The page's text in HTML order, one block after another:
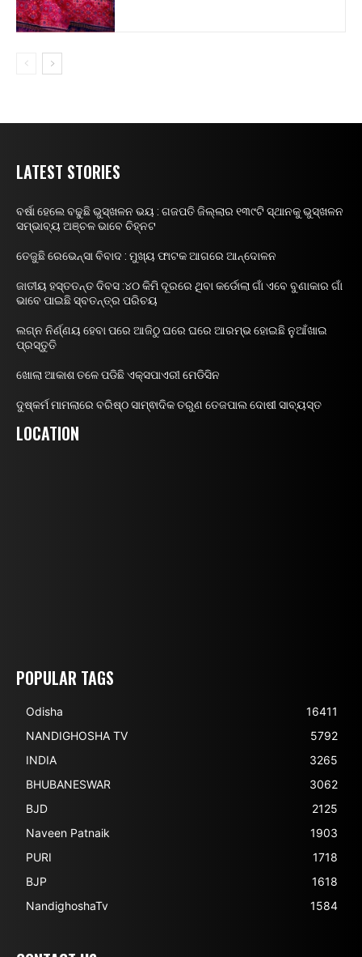
LATEST STORIES
ବର୍ଷା ହେଲେ ବଢୁଛି ଭୁସ୍ଖଳନ ଭୟ : ଗଜପତି ଜିଲ୍ଲାର ୧୩୯ଟି ସ୍ଥାନକୁ ଭୁସ୍ଖଳନ
ସମ୍ଭାବ୍ୟ ଅଞ୍ଚଳ ଭାବେ ଚିହ୍ନଟ
ତେଜୁଛି ରେଭେନ୍ସା ବିବାଦ : ମୁଖ୍ୟ ଫାଟକ ଆଗରେ ଆନ୍ଦୋଳନ
ଜାତୀୟ ହସ୍ତତନ୍ତ ଦିବସ :୪୦ କିମି ଦୂରରେ ଥିବା କର୍ଡୋଲା ଗାଁ ଏବେ ବୁଣାକାର ଗାଁ
ଭାବେ ପାଇଛି ସ୍ବତନ୍ତ୍ର ପରିଚୟ
ଲଗ୍ନ ନିର୍ଣ୍ଣୟ ହେବା ପରେ ଆଜିଠୁ ଘରେ ଘରେ ଆରମ୍ଭ ହୋଇଛି ନୁଆଁଖାଇ
ପ୍ରସ୍ତୁତି
ଖୋଲା ଆକାଶ ତଳେ ପଡିଛି ଏକ୍ସପାଏରୀ ମେଡିସିନ
ଦୁଷ୍କର୍ମ ମାମଲାରେ ବରିଷ୍ଠ ସାମ୍ଵାଦିକ ତରୁଣ ତେଜପାଲ ଦୋଷୀ ସାବ୍ୟସ୍ତ
LOCATION
POPULAR TAGS
Odisha
16411
NANDIGHOSHA TV
5792
INDIA
3265
BHUBANESWAR
3062
BJD
2125
Naveen Patnaik
1903
PURI
1718
BJP
1618
NandighoshaTv
1584